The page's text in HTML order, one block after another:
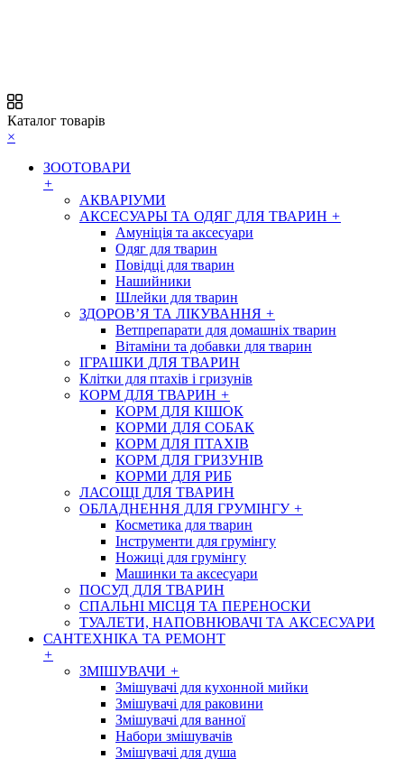
Каталог товарів
×
ЗООТОВАРИ
+
АКВАРІУМИ
АКСЕСУАРЫ ТА ОДЯГ ДЛЯ ТВАРИН +
Амуніція та аксесуари
Одяг для тварин
Повідці для тварин
Нашийники
Шлейки для тварин
ЗДОРОВ’Я ТА ЛІКУВАННЯ +
Ветпрепарати для домашніх тварин
Вітаміни та добавки для тварин
ІГРАШКИ ДЛЯ ТВАРИН
Клітки для птахів і гризунів
КОРМ ДЛЯ ТВАРИН +
КОРМ ДЛЯ КІШОК
КОРМИ ДЛЯ СОБАК
КОРМ ДЛЯ ПТАХІВ
КОРМ ДЛЯ ГРИЗУНІВ
КОРМИ ДЛЯ РИБ
ЛАСОЩІ ДЛЯ ТВАРИН
ОБЛАДНЕННЯ ДЛЯ ГРУМІНГУ +
Косметика для тварин
Інструменти для грумінгу
Ножиці для грумінгу
Машинки та аксесуари
ПОСУД ДЛЯ ТВАРИН
СПАЛЬНІ МІСЦЯ ТА ПЕРЕНОСКИ
ТУАЛЕТИ, НАПОВНЮВАЧІ ТА АКСЕСУАРИ
САНТЕХНІКА ТА РЕМОНТ
+
ЗМІШУВАЧИ +
Змішувачі для кухонной мийки
Змішувачі для раковини
Змішувачі для ванної
Набори змішувачів
Змішувачі для душа